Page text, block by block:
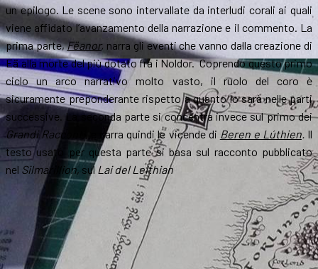
un epilogo. Le scene sono intervallate da interludi corali ai quali
viene affidato l’avanzamento della narrazione e il commento. La
prima parte,Fëanor, narra gli eventi che vanno dalla creazione di
Eä alla morte del più dotato fra i Noldor. Coprendo questo primo
ciclo un arco narrativo molto vasto, il ruolo del coro è
sicuramente preponderante rispetto a quanto lo sarà nelle parti
successive. La seconda parte si concentra invece sul primo dei
Grandi Racconti
, e narra quindi le vicende di Beren e Lúthien. Il
testo usato per questa parte si basa sul racconto pubblicato
nel Silmarillion, sul Lai del Leithian